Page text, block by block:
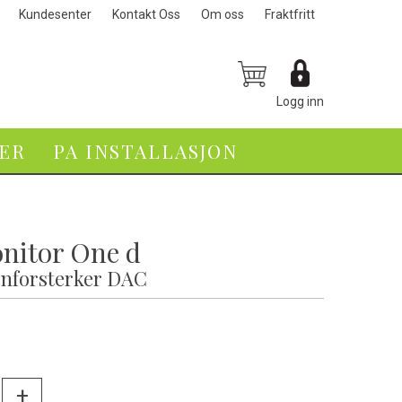
Kundesenter Kontakt Oss Om oss Fraktfritt
Logg inn
PA INSTALLASJON
One d
DAC
+